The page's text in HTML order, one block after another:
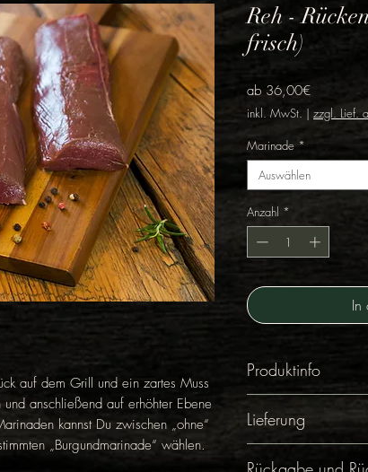
auf dem Grill und ein zartes Muss
anschließend auf erhöhter Ebene
kannst Du zwischen „ohne“
„Burgundmarinade“ wählen.
Reh -
frisch)
ab 36,00€Sale-
Preis
inkl. MwSt. | zzgl. Lief.
Marinade *
Auswählen
Anzahl *
In
Produktinfo
stressfrei erlegt
EU-zertifiziert
Lieferung